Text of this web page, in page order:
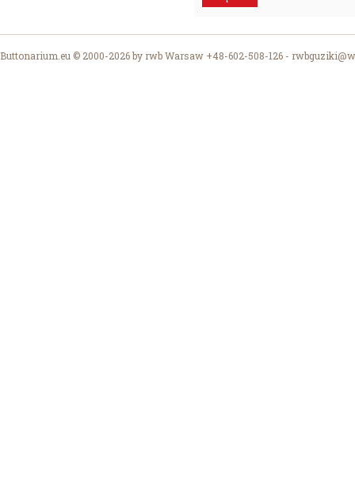
Buttonarium.eu © 2000-2026 by rwb Warsaw +48-602-508-126 -